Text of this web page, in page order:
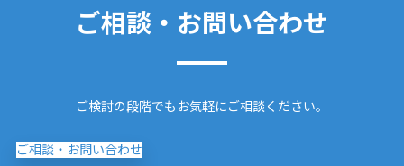
ご相談・お問い合わせ
ご検討の段階でもお気軽にご相談ください。
ご相談・お問い合わせ